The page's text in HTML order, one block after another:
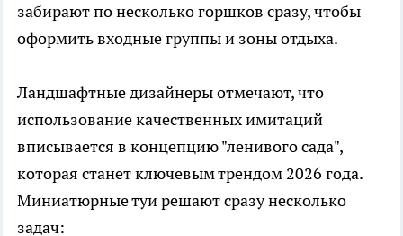
забирают по несколько горшков сразу, чтобы
оформить входные группы и зоны отдыха.
Ландшафтные дизайнеры отмечают, что
использование качественных имитаций
вписывается в концепцию "ленивого сада",
которая станет ключевым трендом 2026 года.
Миниатюрные туи решают сразу несколько
задач: